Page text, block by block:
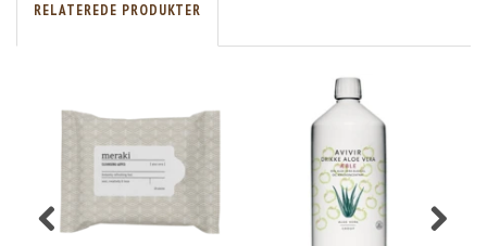
RELATEREDE PRODUKTER